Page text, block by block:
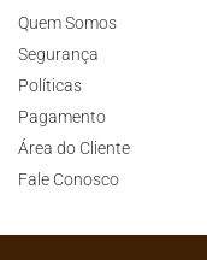
Quem Somos
Segurança
Políticas
Pagamento
Área do Cliente
Fale Conosco